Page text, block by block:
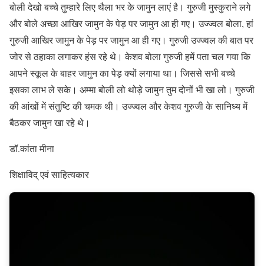
बोली देखो बच्चे तुम्हारे लिए थैला भर के जामुन लाएं है। गुरुजी मुस्कुराने लगे
और बोले अच्छा आखिर जामुन के पेड़ पर जामुन आ ही गए। उज्ज्वल बोला, हां
गुरुजी आखिर जामुन के पेड़ पर जामुन आ ही गए। गुरुजी उज्ज्वल की बात पर
जोर से ठहाका लगाकर हंस रहे थे। केशव बोला गुरुजी हमें पता चल गया कि
आपने स्कूल के बाहर जामुन का पेड़ क्यों लगाया था। जिससे सभी बच्चे
इसका लाभ ले सके। अम्मा बोली लो थोड़े जामुन तुम दोनों भी खा लो। गुरुजी
की आंखों में संतुष्टि की चमक थी। उज्ज्वल और केशव गुरुजी के सानिध्य में
बैठकर जामुन खा रहे थे।
डॉ.कांता मीना
शिक्षाविद् एवं साहित्यकार